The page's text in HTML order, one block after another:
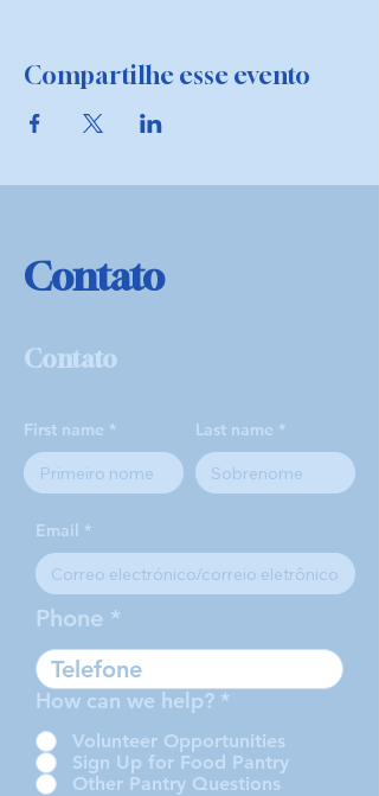
Compartilhe esse evento
Contato
Contato
First name Last name
Email
Phone
How can we help? *
Volunteer Opportunities
Sign Up for Food Pantry
Other Pantry Questions